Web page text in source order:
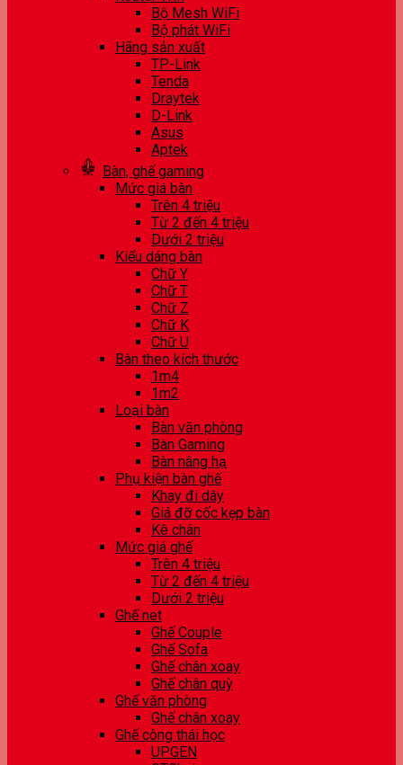
Bộ Mesh WiFi
Bộ phát WiFi
Hãng sản xuất
TP-Link
Tenda
Draytek
D-Link
Asus
Aptek
Bàn, ghế gaming
Mức giá bàn
Trên 4 triệu
Từ 2 đến 4 triệu
Dưới 2 triệu
Kiểu dáng bàn
Chữ Y
Chữ T
Chữ Z
Chữ K
Chữ U
Bàn theo kích thước
1m4
1m2
Loại bàn
Bàn văn phòng
Bàn Gaming
Bàn nâng hạ
Phụ kiện bàn ghế
Khay đi dây
Giá đỡ cốc kẹp bàn
Kê chân
Mức giá ghế
Trên 4 triệu
Từ 2 đến 4 triệu
Dưới 2 triệu
Ghế net
Ghế Couple
Ghế Sofa
Ghế chân xoay
Ghế chân quỳ
Ghế văn phòng
Ghế chân xoay
Ghế công thái học
UPGEN